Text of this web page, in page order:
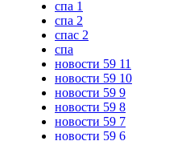
спа 1
спа 2
спас 2
спа
новости 59 11
новости 59 10
новости 59 9
новости 59 8
новости 59 7
новости 59 6